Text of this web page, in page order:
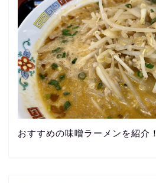
おすすめの味噌ラーメンを紹介！